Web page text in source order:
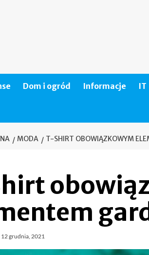
Dom i ogród Informacje IT
MODA T-SHIRT OBOWIĄZKOWYM
12 grudnia, 2021